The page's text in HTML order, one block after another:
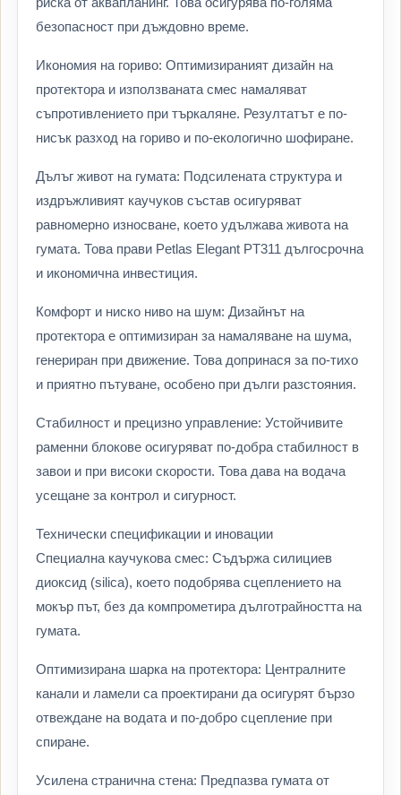
безопасност при дъждовно време.
Икономия на гориво: Оптимизираният дизайн на
протектора и използваната смес намаляват
съпротивлението при търкаляне. Резултатът е по-
нисък разход на гориво и по-екологично шофиране.
Дълъг живот на гумата: Подсилената структура и
издръжливият каучуков състав осигуряват
равномерно износване, което удължава живота на
гумата. Това прави Petlas Elegant PT311 дългосрочна
и икономична инвестиция.
Комфорт и ниско ниво на шум: Дизайнът на
протектора е оптимизиран за намаляване на шума,
генериран при движение. Това допринася за по-тихо
и приятно пътуване, особено при дълги разстояния.
Стабилност и прецизно управление: Устойчивите
раменни блокове осигуряват по-добра стабилност в
завои и при високи скорости. Това дава на водача
усещане за контрол и сигурност.
Технически спецификации и иновации
Специална каучукова смес: Съдържа силициев
диоксид (silica), което подобрява сцеплението на
мокър път, без да компрометира дълготрайността на
гумата.
Оптимизирана шарка на протектора: Централните
канали и ламели са проектирани да осигурят бързо
отвеждане на водата и по-добро сцепление при
спиране.
Усилена странична стена: Предпазва гумата от